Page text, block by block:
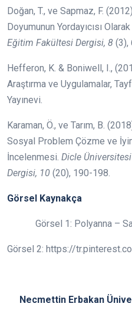
Doğan, T., ve Sapmaz, F.
Doyumunun Yordayıcısı
Eğitim Fakültesi Dergisi, 8 (3),
Hefferon, K. & Boniwell, I.,
Araştırma ve Uygulamalar,
Yayınevi.
Karaman, Ö., ve Tarım, B.
Sosyal Problem Çözme ve
İncelenmesi. Dicle
Dergisi, 10 (20), 190-198.
Görsel Kaynakça
Görsel 1: Polyanna –
Görsel 2: https://
Necmettin Erbakan